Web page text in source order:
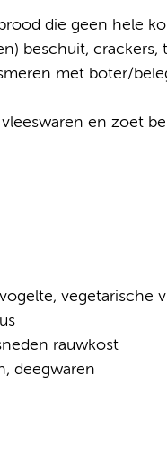
die geen hele
beschuit,
met boter/
en zoet
vegetarische
rauwkost
deegwaren